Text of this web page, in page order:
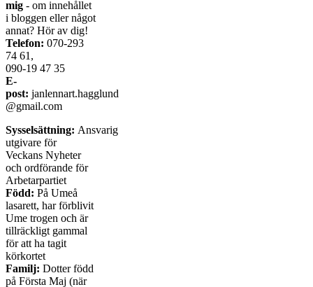
mig - om innehållet
i bloggen eller något
annat? Hör av dig!
Telefon: 070-293
74 61,
090-19 47 35
E-
post: janlennart.hagglund
@gmail.com
Sysselsättning: Ansvarig
utgivare för
Veckans Nyheter
och ordförande för
Arbetarpartiet
Född: På Umeå
lasarett, har förblivit
Ume trogen och är
tillräckligt gammal
för att ha tagit
körkortet
Familj: Dotter född
på Första Maj (när